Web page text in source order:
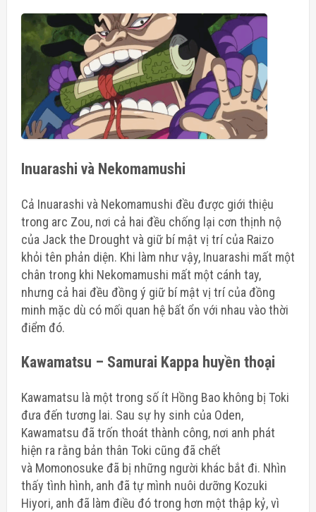
Inuarashi và Nekomamushi
Cả Inuarashi và Nekomamushi đều được giới thiệu
trong arc Zou, nơi cả hai đều chống lại cơn thịnh nộ
của Jack the Drought và giữ bí mật vị trí của Raizo
khỏi tên phản diện. Khi làm như vậy, Inuarashi mất một
chân trong khi Nekomamushi mất một cánh tay,
nhưng cả hai đều đồng ý giữ bí mật vị trí của đồng
minh mặc dù có mối quan hệ bất ổn với nhau vào thời
điểm đó.
Kawamatsu – Samurai Kappa huyền thoại
Kawamatsu là một trong số ít Hồng Bao không bị Toki
đưa đến tương lai. Sau sự hy sinh của Oden,
Kawamatsu đã trốn thoát thành công, nơi anh phát
hiện ra rằng bản thân Toki cũng đã chết
và Momonosuke đã bị những người khác bắt đi. Nhìn
thấy tình hình, anh đã tự mình nuôi dưỡng Kozuki
Hiyori, anh đã làm điều đó trong hơn một thập kỷ, vì